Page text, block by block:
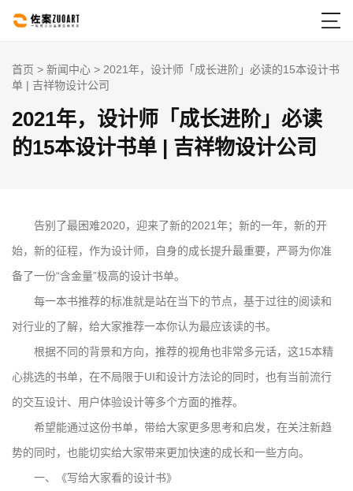

首页 > 新闻中心 > 2021年，设计师「成长进阶」必读的15本设计书
单 | 吉祥物设计公司
2021年，设计师「成长进阶」必读
的15本设计书单 | 吉祥物设计公司
告别了最困难2020，迎来了新的2021年；新的一年，新的开
始，新的征程，作为设计师，自身的成长提升最重要，严哥为你准
备了一份“含金量”极高的设计书单。
每一本书推荐的标准就是站在当下的节点，基于过往的阅读和
对行业的了解，给大家推荐一本你认为最应该读的书。
根据不同的背景和方向，推荐的视角也非常多元话，这15本精
心挑选的书单，在不局限于UI和设计方法论的同时，也有当前流行
的交互设计、用户体验设计等多个方面的推荐。
希望能通过这份书单，带给大家更多思考和启发，在关注新趋
势的同时，也能切实给大家带来更加快速的成长和一些方向。
一、《写给大家看的设计书》